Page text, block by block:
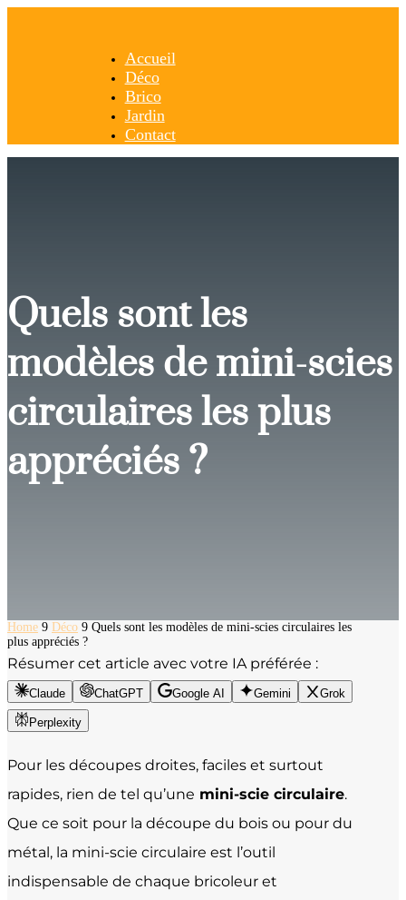
Accueil
Déco
Brico
Jardin
Contact
Quels sont les
modèles de mini-scies
circulaires les plus
appréciés ?
Home 9 Déco 9 Quels sont les modèles de mini-scies circulaires les
plus appréciés ?
Résumer cet article avec votre IA préférée :
Claude ChatGPT Google AI Gemini Grok
Perplexity
Pour les découpes droites, faciles et surtout
rapides, rien de tel qu’une mini-scie circulaire.
Que ce soit pour la découpe du bois ou pour du
métal, la mini-scie circulaire est l’outil
indispensable de chaque bricoleur et